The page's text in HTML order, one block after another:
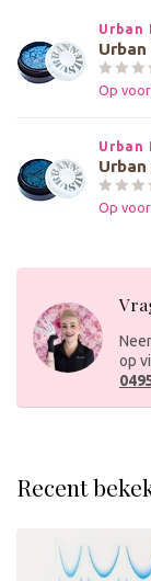
Urban
Op
Urban
Op
op
Recent